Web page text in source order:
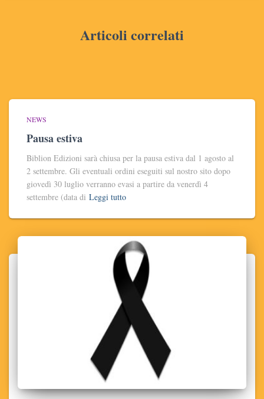
Articoli correlati
NEWS
Pausa estiva
Biblion Edizioni sarà chiusa per la pausa estiva dal 1 agosto al
2 settembre. Gli eventuali ordini eseguiti sul nostro sito dopo
giovedì 30 luglio verranno evasi a partire da venerdì 4
settembre (data di Leggi tutto